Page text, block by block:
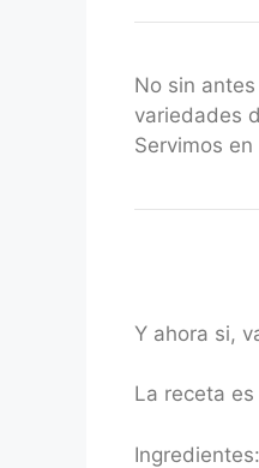
No sin
variedades
Servimos
Y ahora si,
La receta
Ingredientes: